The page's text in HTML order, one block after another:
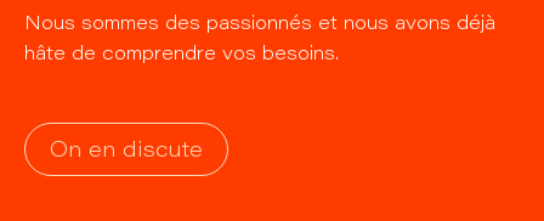
Nous sommes des passionnés et nous avons déjà
hâte de comprendre vos besoins.
On en discute